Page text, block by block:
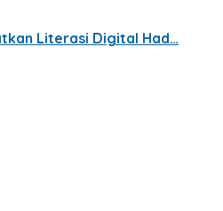
Literasi Digital Had…